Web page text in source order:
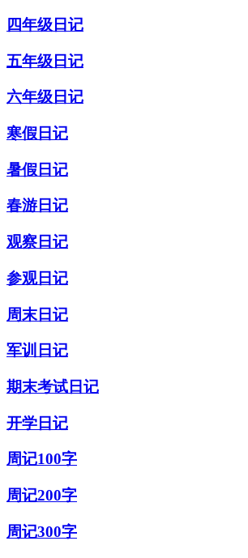
四年级日记
五年级日记
六年级日记
寒假日记
暑假日记
春游日记
观察日记
参观日记
周末日记
军训日记
期末考试日记
开学日记
周记100字
周记200字
周记300字